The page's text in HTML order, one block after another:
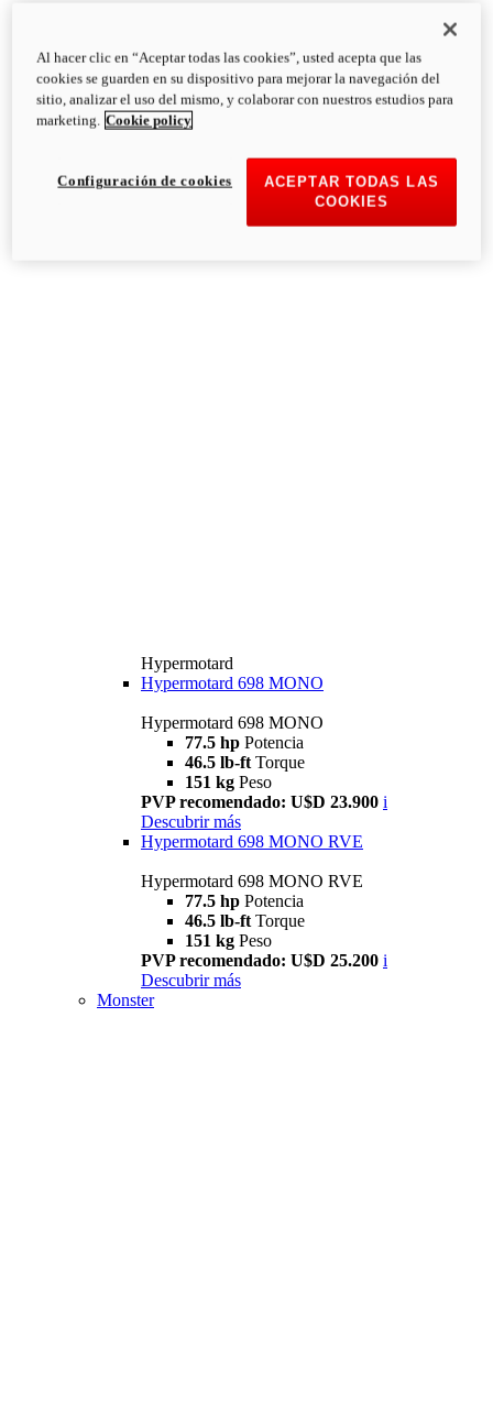
Hypermotard
Hypermotard 698 MONO
Hypermotard 698 MONO
77.5 hp Potencia
46.5 lb-ft Torque
151 kg Peso
PVP recomendado: U$D 23.900 i
Descubrir más
Hypermotard 698 MONO RVE
Hypermotard 698 MONO RVE
77.5 hp Potencia
46.5 lb-ft Torque
151 kg Peso
PVP recomendado: U$D 25.200 i
Descubrir más
Monster
Al hacer clic en “Aceptar todas las cookies”, usted acepta que las
cookies se guarden en su dispositivo para mejorar la navegación del
sitio, analizar el uso del mismo, y colaborar con nuestros estudios para
marketing. Cookie policy
ACEPTAR TODAS LAS
COOKIES
Configuración de cookies